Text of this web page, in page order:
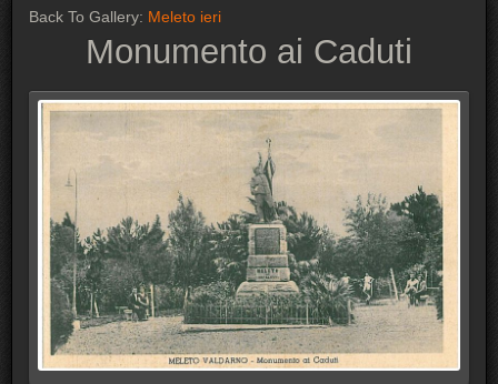
Back To Gallery: Meleto ieri
Monumento ai Caduti